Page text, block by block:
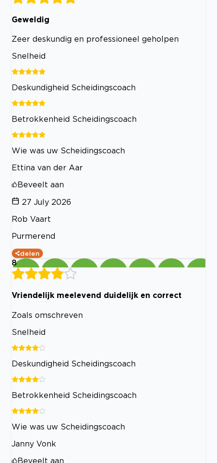
Geweldig
Zeer deskundig en professioneel geholpen
Snelheid
Deskundigheid Scheidingscoach
Betrokkenheid Scheidingscoach
Wie was uw Scheidingscoach
Ettina van der Aar
Beveelt aan
27 July 2026
Rob Vaart
Purmerend
delen
8
Vriendelijk meelevend duidelijk en correct
Zoals omschreven
Snelheid
Deskundigheid Scheidingscoach
Betrokkenheid Scheidingscoach
Wie was uw Scheidingscoach
Janny Vonk
Beveelt aan